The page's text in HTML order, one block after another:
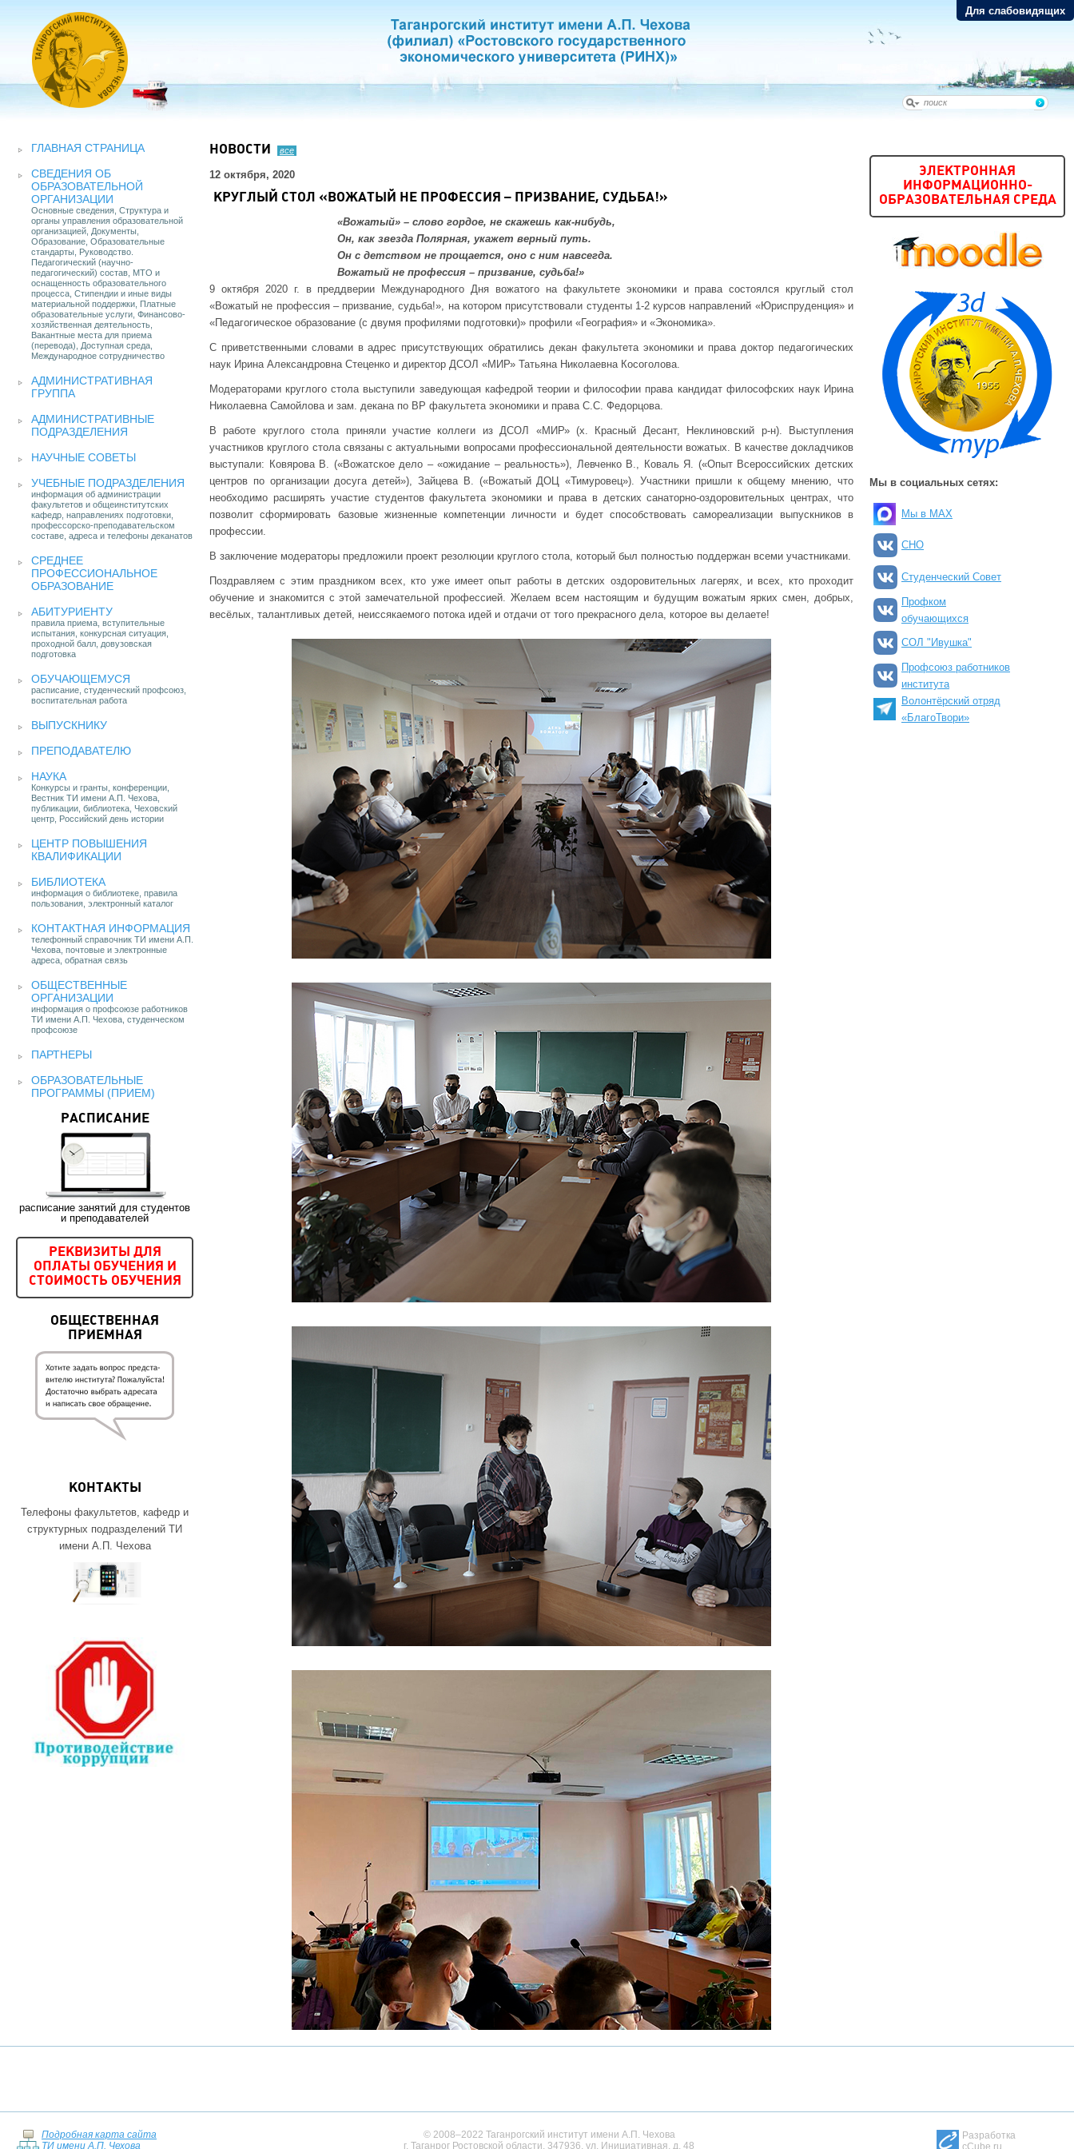
Для слабовидящих
ГЛАВНАЯ СТРАНИЦА
СВЕДЕНИЯ ОБ
ОБРАЗОВАТЕЛЬНОЙ
ОРГАНИЗАЦИИ
Основные сведения, Структура и
органы управления образовательной
организацией, Документы,
Образование, Образовательные
стандарты, Руководство.
Педагогический (научно-
педагогический) состав, МТО и
оснащенность образовательного
процесса, Стипендии и иные виды
материальной поддержки, Платные
образовательные услуги, Финансово-
хозяйственная деятельность,
Вакантные места для приема
(перевода), Доступная среда,
Международное сотрудничество
АДМИНИСТРАТИВНАЯ
ГРУППА
АДМИНИСТРАТИВНЫЕ
ПОДРАЗДЕЛЕНИЯ
НАУЧНЫЕ СОВЕТЫ
УЧЕБНЫЕ ПОДРАЗДЕЛЕНИЯ
информация об администрации
факультетов и общеинститутских
кафедр, направлениях подготовки,
профессорско-преподавательском
составе, адреса и телефоны деканатов
СРЕДНЕЕ
ПРОФЕССИОНАЛЬНОЕ
ОБРАЗОВАНИЕ
АБИТУРИЕНТУ
правила приема, вступительные
испытания, конкурсная ситуация,
проходной балл, довузовская
подготовка
ОБУЧАЮЩЕМУСЯ
расписание, студенческий профсоюз,
воспитательная работа
ВЫПУСКНИКУ
ПРЕПОДАВАТЕЛЮ
НАУКА
Конкурсы и гранты, конференции,
Вестник ТИ имени А.П. Чехова,
публикации, библиотека, Чеховский
центр, Российский день истории
ЦЕНТР ПОВЫШЕНИЯ
КВАЛИФИКАЦИИ
БИБЛИОТЕКА
информация о библиотеке, правила
пользования, электронный каталог
КОНТАКТНАЯ ИНФОРМАЦИЯ
телефонный справочник ТИ имени А.П.
Чехова, почтовые и электронные
адреса, обратная связь
ОБЩЕСТВЕННЫЕ
ОРГАНИЗАЦИИ
информация о профсоюзе работников
ТИ имени А.П. Чехова, студенческом
профсоюзе
ПАРТНЕРЫ
ОБРАЗОВАТЕЛЬНЫЕ
ПРОГРАММЫ (ПРИЕМ)
РАСПИСАНИЕ
расписание занятий для студентов
и преподавателей
РЕКВИЗИТЫ ДЛЯ
ОПЛАТЫ ОБУЧЕНИЯ И
СТОИМОСТЬ ОБУЧЕНИЯ
ОБЩЕСТВЕННАЯ
ПРИЕМНАЯ
КОНТАКТЫ
Телефоны факультетов, кафедр и
структурных подразделений ТИ
имени А.П. Чехова
НОВОСТИ все
12 октября, 2020
КРУГЛЫЙ СТОЛ «ВОЖАТЫЙ НЕ ПРОФЕССИЯ – ПРИЗВАНИЕ, СУДЬБА!»
«Вожатый» – слово гордое, не скажешь как-нибудь,
Он, как звезда Полярная, укажет верный путь.
Он с детством не прощается, оно с ним навсегда.
Вожатый не профессия – призвание, судьба!»
9 октября 2020 г. в преддверии Международного Дня вожатого на факультете экономики и права состоялся круглый стол
«Вожатый не профессия – призвание, судьба!», на котором присутствовали студенты 1-2 курсов направлений «Юриспруденция» и
«Педагогическое образование (с двумя профилями подготовки)» профили «География» и «Экономика».
С приветственными словами в адрес присутствующих обратились декан факультета экономики и права доктор педагогических
наук Ирина Александровна Стеценко и директор ДСОЛ «МИР» Татьяна Николаевна Косоголова.
Модераторами круглого стола выступили заведующая кафедрой теории и философии права кандидат философских наук Ирина
Николаевна Самойлова и зам. декана по ВР факультета экономики и права С.С. Федорцова.
В работе круглого стола приняли участие коллеги из ДСОЛ «МИР» (х. Красный Десант, Неклиновский р-н). Выступления
участников круглого стола связаны с актуальными вопросами профессиональной деятельности вожатых. В качестве докладчиков
выступали: Ковярова В. («Вожатское дело – «ожидание – реальность»), Левченко В., Коваль Я. («Опыт Всероссийских детских
центров по организации досуга детей»), Зайцева В. («Вожатый ДОЦ «Тимуровец»). Участники пришли к общему мнению, что
необходимо расширять участие студентов факультета экономики и права в детских санаторно-оздоровительных центрах, что
позволит сформировать базовые жизненные компетенции личности и будет способствовать самореализации выпускников в
профессии.
В заключение модераторы предложили проект резолюции круглого стола, который был полностью поддержан всеми участниками.
Поздравляем с этим праздником всех, кто уже имеет опыт работы в детских оздоровительных лагерях, и всех, кто проходит
обучение и знакомится с этой замечательной профессией. Желаем всем настоящим и будущим вожатым ярких смен, добрых,
весёлых, талантливых детей, неиссякаемого потока идей и отдачи от того прекрасного дела, которое вы делаете!
ЭЛЕКТРОННАЯ
ИНФОРМАЦИОННО-
ОБРАЗОВАТЕЛЬНАЯ СРЕДА
Мы в социальных сетях:
Мы в MAX
СНО
Студенческий Совет
Профком
обучающихся
СОЛ "Ивушка"
Профсоюз работников
института
Волонтёрский отряд
«БлагоТвори»
Подробная карта сайта
ТИ имени А.П. Чехова
© 2008–2022 Таганрогский институт имени А.П. Чехова
г. Таганрог Ростовской области, 347936, ул. Инициативная, д. 48
Разработка
cCube.ru